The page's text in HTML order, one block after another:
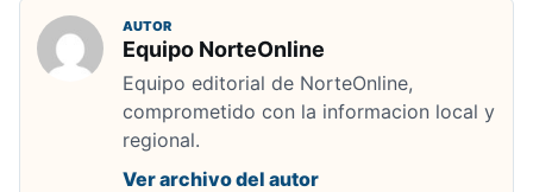
AUTOR
Equipo NorteOnline
Equipo editorial de NorteOnline,
comprometido con la informacion local y
regional.
Ver archivo del autor